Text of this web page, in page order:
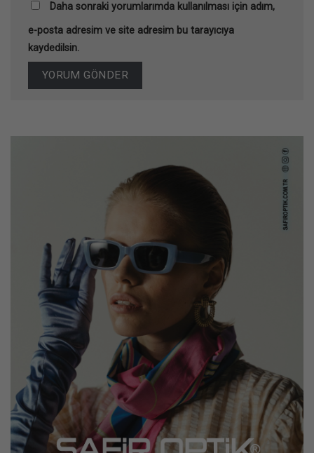
Daha sonraki yorumlarımda kullanılması için adım,
e-posta adresim ve site adresim bu tarayıcıya
kaydedilsin.